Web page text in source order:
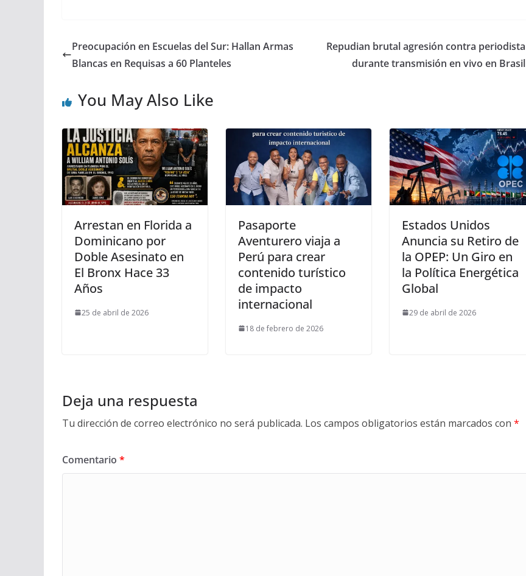
Preocupación en Escuelas del Sur: Hallan Armas
Blancas en Requisas a 60 Planteles
Repudian brutal agresión contra periodista
durante transmisión en vivo en Brasil
You May Also Like
Arrestan en Florida a
Dominicano por
Doble Asesinato en
El Bronx Hace 33
Años
25 de abril de 2026
Pasaporte
Aventurero viaja a
Perú para crear
contenido turístico
de impacto
internacional
18 de febrero de 2026
Estados Unidos
Anuncia su Retiro de
la OPEP: Un Giro en
la Política Energética
Global
29 de abril de 2026
Deja una respuesta
Tu dirección de correo electrónico no será publicada. Los campos obligatorios están marcados con *
Comentario *